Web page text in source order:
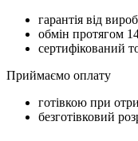
гарантія від
обмін протягом
сертифікований
Приймаємо оплату
готівкою при
безготівковий